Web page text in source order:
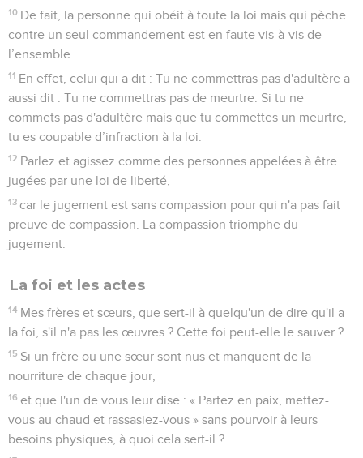
10 De fait, la personne qui obéit à toute la loi mais qui pèche
contre un seul commandement est en faute vis-à-vis de
l’ensemble.
11 En effet, celui qui a dit : Tu ne commettras pas d'adultère a
aussi dit : Tu ne commettras pas de meurtre. Si tu ne
commets pas d'adultère mais que tu commettes un meurtre,
tu es coupable d’infraction à la loi.
12 Parlez et agissez comme des personnes appelées à être
jugées par une loi de liberté,
13 car le jugement est sans compassion pour qui n'a pas fait
preuve de compassion. La compassion triomphe du
jugement.
La foi et les actes
14 Mes frères et sœurs, que sert-il à quelqu'un de dire qu'il a
la foi, s'il n'a pas les œuvres ? Cette foi peut-elle le sauver ?
15 Si un frère ou une sœur sont nus et manquent de la
nourriture de chaque jour,
16 et que l'un de vous leur dise : « Partez en paix, mettez-
vous au chaud et rassasiez-vous » sans pourvoir à leurs
besoins physiques, à quoi cela sert-il ?